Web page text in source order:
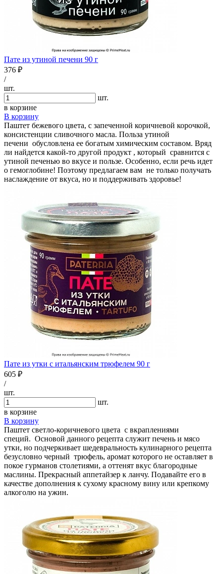
Пате из утиной печени 90 г
376 ₽
/
шт.
шт.
в корзине
В корзину
Паштет бежевого цвета, с запеченной коричневой корочкой,
консистенции сливочного масла. Польза утиной
печени обусловлена ее богатым химическим составом. Вряд
ли найдется какой-то другой продукт , который сравнится с
утиной печенью во вкусе и пользе. Особенно, если речь идет
о гемоглобине! Поэтому предлагаем вам не только получать
наслаждение от вкуса, но и поддерживать здоровье!
Пате из утки с итальянским трюфелем 90 г
605 ₽
/
шт.
шт.
в корзине
В корзину
Паштет светло-коричневого цвета с вкраплениями
специй. Основой данного рецепта служит печень и мясо
утки, но подчеркивает шедевральность кулинарного рецепта
безусловно черный трюфель, аромат которого не оставляет в
покое гурманов столетиями, а оттенят вкус благородные
маслины. Прекрасный аппетайзер к ланчу. Подавайте его в
качестве дополнения к сухому красному вину или крепкому
алкоголю на ужин.